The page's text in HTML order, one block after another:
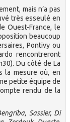
mais n’a pas
très esseulé en
Ouest-France, le
beaucoup
Pontivy ou
rencontreront
Du côté de La
la mesure où, en
petite équipe de
rendu de la
Sassier, Di